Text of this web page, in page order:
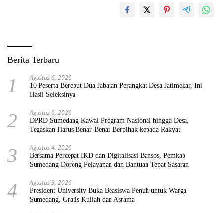
Berita Terbaru
1 Agustus 6, 2026
10 Peserta Berebut Dua Jabatan Perangkat Desa Jatimekar, Ini
Hasil Seleksinya
2 Agustus 6, 2026
DPRD Sumedang Kawal Program Nasional hingga Desa,
Tegaskan Harus Benar-Benar Berpihak kepada Rakyat
3 Agustus 4, 2026
Bersama Percepat IKD dan Digitalisasi Bansos, Pemkab
Sumedang Dorong Pelayanan dan Bantuan Tepat Sasaran
4 Agustus 3, 2026
President University Buka Beasiswa Penuh untuk Warga
Sumedang, Gratis Kuliah dan Asrama